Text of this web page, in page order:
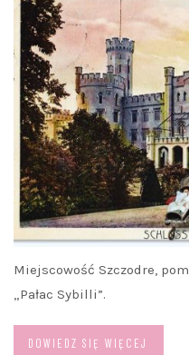
Miejscowość Szczodre,
„Pałac Sybilli”.
DOWIEDZ SIĘ WIĘCEJ